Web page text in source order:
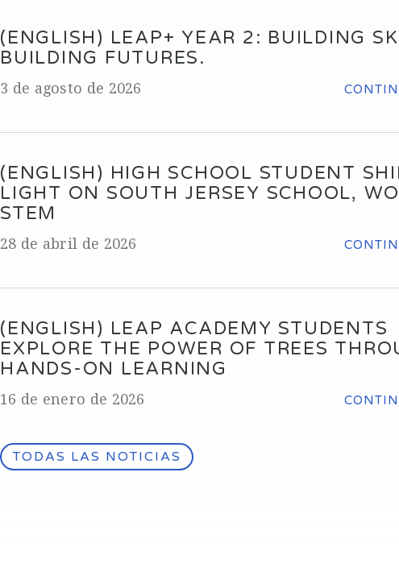
(ENGLISH) LEAP+ YEAR 2: BUILDING
BUILDING FUTURES.
3 de agosto de 2026
(ENGLISH) HIGH SCHOOL STUDENT
LIGHT ON SOUTH JERSEY SCHOOL,
STEM
28 de abril de 2026
(ENGLISH) LEAP ACADEMY STUDENTS
EXPLORE THE POWER OF TREES
HANDS-ON LEARNING
16 de enero de 2026
TODAS LAS NOTICIAS